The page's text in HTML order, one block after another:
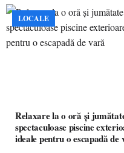
LOCALE
Relaxare la o oră și
spectaculoase piscine
ideale pentru o escapadă de